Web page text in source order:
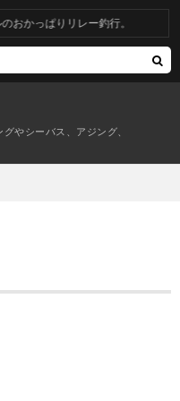
やシーバス、アジング、
ぱりリレー釣行。